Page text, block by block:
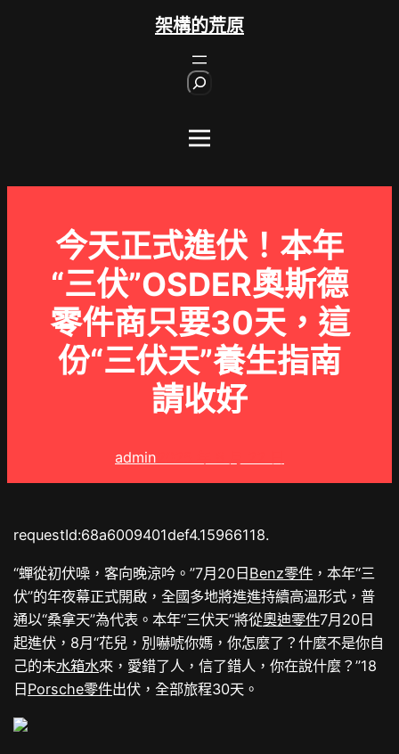
架構的荒原
今天正式進伏！本年
“三伏”OSDER奧斯德
零件商只要30天，這
份“三伏天”養生指南
請收好
admin
requestId:68a6009401def4.15966118.
“蟬從初伏噪，客向晚涼吟。”7月20日Benz零件 ，本年“三
伏”的年夜幕正式開啟，全國多地將進進持續高溫形式，普
通以“桑拿天”為代表。本年“三伏天”將從奧迪零件7月20日
起進伏，8月“花兒，別嚇唬你媽，你怎麼了？什麼不是你自
己的未水箱水來，愛錯了人，信了錯人，你在說什麼？”18
日Porsche零件出伏，全部旅程30天。